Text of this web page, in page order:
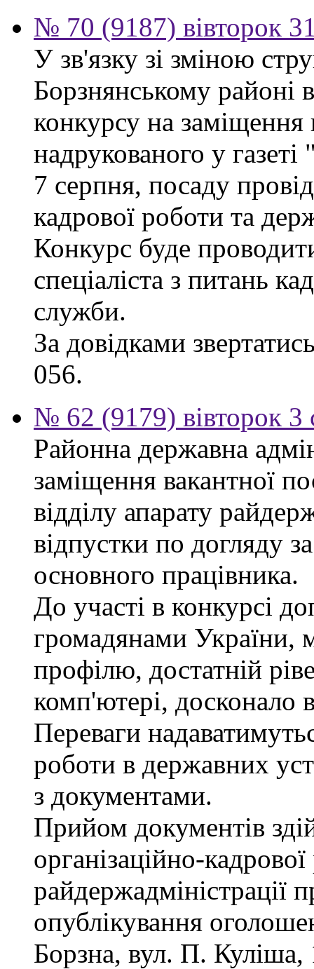
№ 70 (9187) вівторок
У зв'язку зі зміною
Борзнянському районі
конкурсу на заміщення
надрукованого у
7 серпня, посаду
кадрової роботи та
Конкурс буде
спеціаліста з питань
служби.
За довідками
056.
№ 62 (9179) вівторок 3
Районна державна
заміщення вакантної
відділу апарату
відпустки по догляду
основного працівника.
До участі в конкурсі
громадянами України,
профілю, достатній
комп'ютері, досконало
Переваги
роботи в державних
з документами.
Прийом документів
організаційно-
райдержадміністрації
опублікування
Борзна, вул. П.